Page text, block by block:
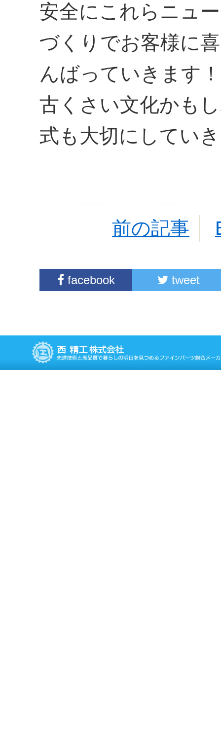
安全にこれらニュ
づくりでお客様に
んばっていきます！
古くさい文化かも
式も大切にしてい
前の記事
facebook tweet